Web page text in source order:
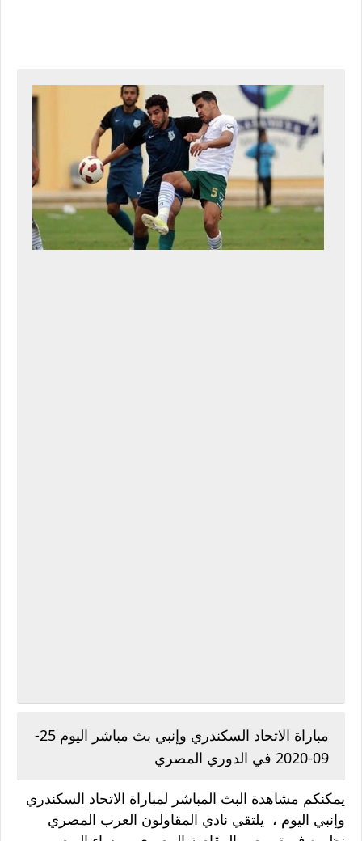
مباراة الاتحاد السكندري وإنبي بث مباشر اليوم 25-
09-2020 في الدوري المصري
يمكنكم مشاهدة البث المباشر لمباراة الاتحاد السكندري
وإنبي اليوم ، يلتقي نادي المقاولون العرب المصري